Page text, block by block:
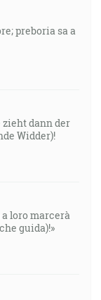
preboria sa a
zieht dann der
Widder)!
a loro marcerà
guida)!»